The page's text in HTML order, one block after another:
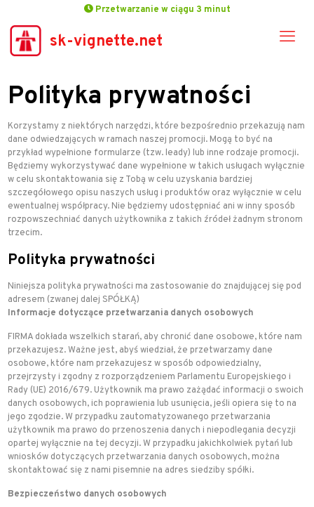
Przetwarzanie w ciągu 3 minut
sk-vignette.net
Polityka prywatności
Korzystamy z niektórych narzędzi, które bezpośrednio przekazują nam
dane odwiedzających w ramach naszej promocji. Mogą to być na
przykład wypełnione formularze (tzw. leady) lub inne rodzaje promocji.
Będziemy wykorzystywać dane wypełnione w takich usługach wyłącznie
w celu skontaktowania się z Tobą w celu uzyskania bardziej
szczegółowego opisu naszych usług i produktów oraz wyłącznie w celu
ewentualnej współpracy. Nie będziemy udostępniać ani w inny sposób
rozpowszechniać danych użytkownika z takich źródeł żadnym stronom
trzecim.
Polityka prywatności
Niniejsza polityka prywatności ma zastosowanie do znajdującej się pod
adresem (zwanej dalej SPÓŁKĄ)
Informacje dotyczące przetwarzania danych osobowych
FIRMA dokłada wszelkich starań, aby chronić dane osobowe, które nam
przekazujesz. Ważne jest, abyś wiedział, że przetwarzamy dane
osobowe, które nam przekazujesz w sposób odpowiedzialny,
przejrzysty i zgodny z rozporządzeniem Parlamentu Europejskiego i
Rady (UE) 2016/679. Użytkownik ma prawo zażądać informacji o swoich
danych osobowych, ich poprawienia lub usunięcia, jeśli opiera się to na
jego zgodzie. W przypadku zautomatyzowanego przetwarzania
użytkownik ma prawo do przenoszenia danych i niepodlegania decyzji
opartej wyłącznie na tej decyzji. W przypadku jakichkolwiek pytań lub
wniosków dotyczących przetwarzania danych osobowych, można
skontaktować się z nami pisemnie na adres siedziby spółki.
Bezpieczeństwo danych osobowych